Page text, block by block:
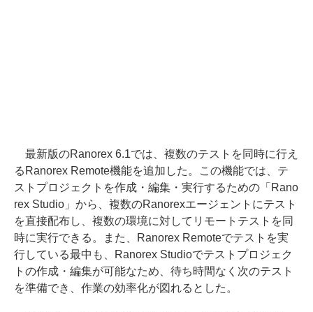
最新版のRanorex 6.1では、複数のテストを同時に行え
るRanorex Remote機能を追加した。この機能では、テ
ストプロジェクトを作成・編集・実行するための「Rano
rex Studio」から、複数のRanorexエージェントにテスト
を直接配布し、複数の環境に対してリモートテストを同
時に実行できる。また、Ranorex Remoteでテストを実
行している最中も、Ranorex Studioでテストプロジェク
トの作成・編集が可能なため、待ち時間なく次のテスト
を準備でき、作業の効率化が図れるとした。